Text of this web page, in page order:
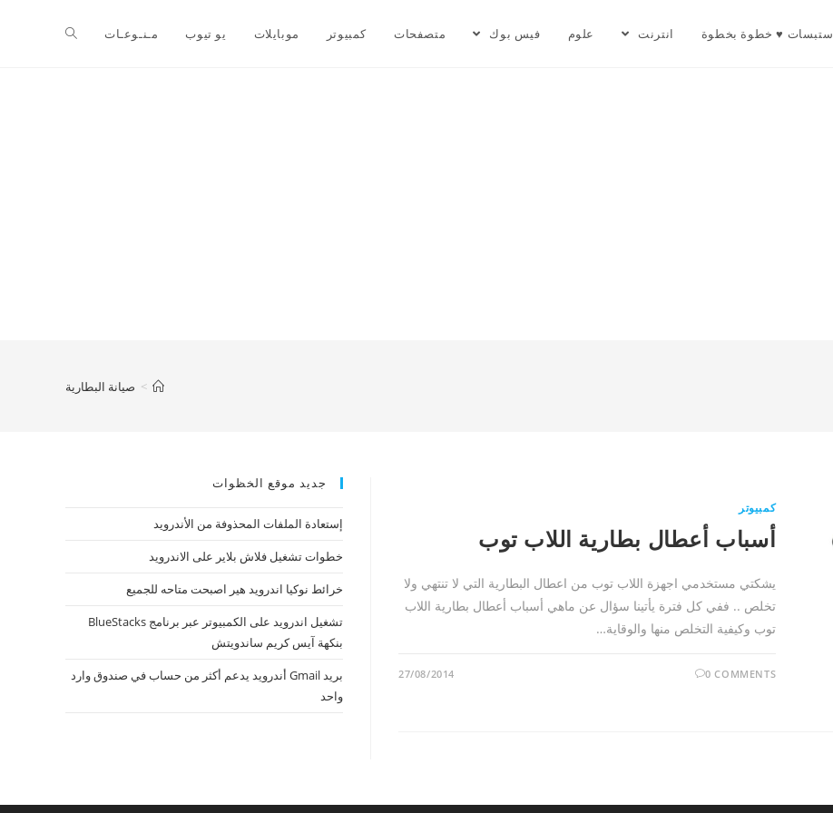
ستبسات ♥ خطوة بخطوة انترنت علوم فيس بوك متصفحات كمبيوتر موبايلات يو تيوب مـنـوعـات
> صيانة البطارية
كمبيوتر
أسباب أعطال بطارية اللاب توب
يشكتي مستخدمي اجهزة اللاب توب من اعطال البطارية التي لا تنتهي ولا
تخلص .. ففي كل فترة يأتينا سؤال عن ماهي أسباب أعطال بطارية اللاب
توب وكيفية التخلص منها والوقاية…
0 COMMENTS
27/08/2014
جديد موقع الخظوات
إستعادة الملفات المحذوفة من الأندرويد
خطوات تشغيل فلاش بلاير على الاندرويد
خرائط نوكيا اندرويد هير اصبحت متاحه للجميع
تشغيل اندرويد على الكمبيوتر عبر برنامج BlueStacks
بنكهة آيس كريم ساندويتش
بريد Gmail أندرويد يدعم أكثر من حساب في صندوق وارد
واحد